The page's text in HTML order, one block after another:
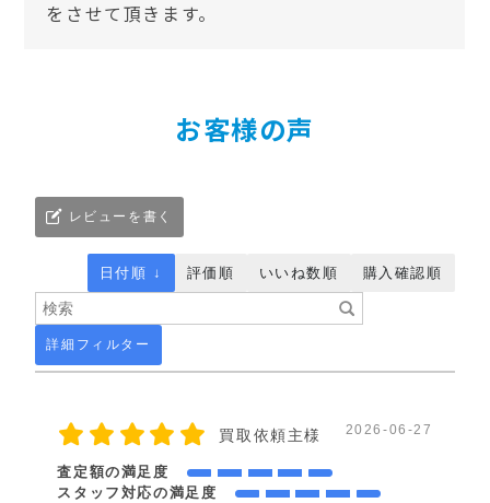
をさせて頂きます。
お客様の声
レビューを書く
詳細フィルター
日付順 ↓ 評価順 いいね数順 購入確認順
買取依頼主様 2026-06-27
査定額の満足度
スタッフ対応の満足度